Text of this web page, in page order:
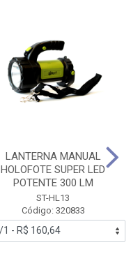
LANTERNA MANUAL
HOLOFOTE SUPER LED
POTENTE 300 LM
ST-HL13
Código: 320833